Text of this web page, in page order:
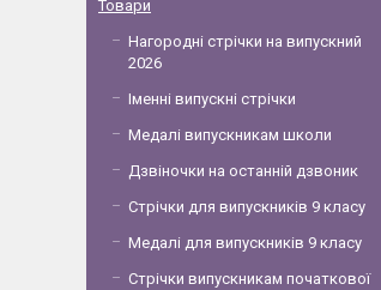
Товари
Нагородні стрічки на випускний
2026
Іменні випускні стрічки
Медалі випускникам школи
Дзвіночки на останній дзвоник
Стрічки для випускників 9 класу
Медалі для випускників 9 класу
Стрічки випускникам початкової